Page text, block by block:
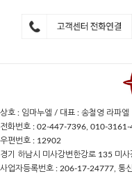
상호 : 임마누엘 / 대표 : 송철영 라파엘
전화번호 : 02-447-7396, 010-
우편번호 : 12902
경기 하남시 미사강변한강로 135 미
사업자등록번호 : 206-17-24777, 통